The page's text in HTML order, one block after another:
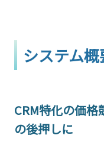
システム
CRM特化の価
の後押しに